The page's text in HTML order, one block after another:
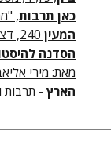
כאן תרבות,
המעין 240, דצמבר 2021
הסדנה
מאת: מירי
הארץ - תרבות